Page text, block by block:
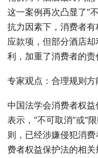
这一案例再次凸显了“
抗力因素下，消费者
应款项，但部分酒店
利，加重了消费者的责
专家观点：合理规则方
中国法学会消费者权
表示，“不可取消”或“
则，已经涉嫌侵犯消
费者权益保护法的相